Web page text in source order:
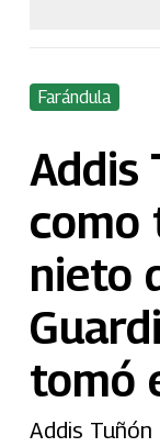
Farándula
Addis
como
nieto
tomó
Addis